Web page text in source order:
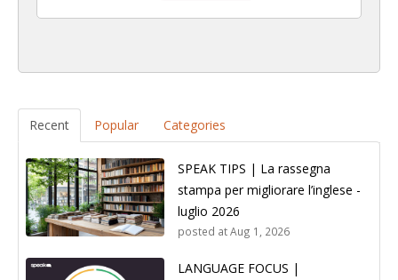
Recent Popular Categories
SPEAK TIPS | La rassegna
stampa per migliorare l’inglese -
luglio 2026
posted atAug 1, 2026
LANGUAGE FOCUS |